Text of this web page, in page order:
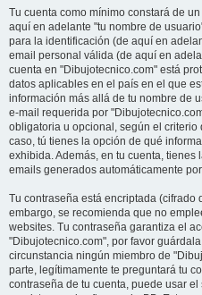
Tu cuenta como mínimo constará de
aquí en adelante "tu nombre de
para la identificación (de aquí en
email personal válida (de aquí en
cuenta en "Dibujotecnico.com" está
datos aplicables en el país en el que
información más allá de tu nombre de
e-mail requerida por
obligatoria u opcional, según el criterio
caso, tú tienes la opción de qué
exhibida. Además, en tu cuenta,
emails generados automáticamente
Tu contraseña está encriptada (cifrado
embargo, se recomienda que no
websites. Tu contraseña garantiza el
"Dibujotecnico.com", por favor
circunstancia ningún miembro de
parte, legítimamente te preguntará tu
contraseña de tu cuenta, puede usar